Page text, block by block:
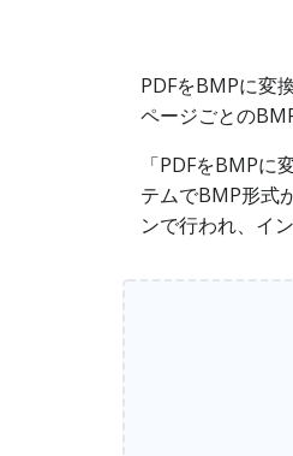
PDFをBMPに変
ページごとの
「PDFをBMP
テムでBMP形式
ンで行われ、イ